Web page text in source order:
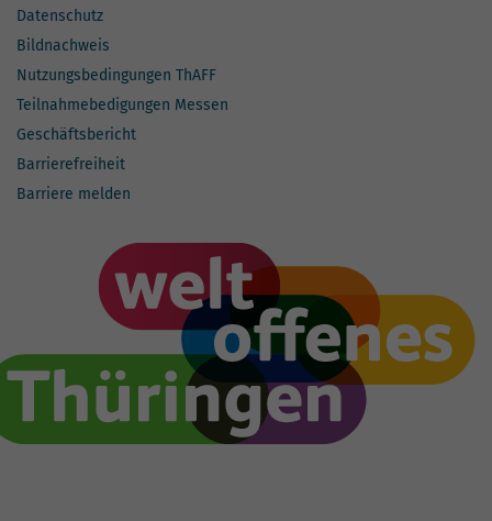
Datenschutz
Bildnachweis
Nutzungsbedingungen ThAFF
Teilnahmebedigungen Messen
Geschäftsbericht
Barrierefreiheit
Barriere melden